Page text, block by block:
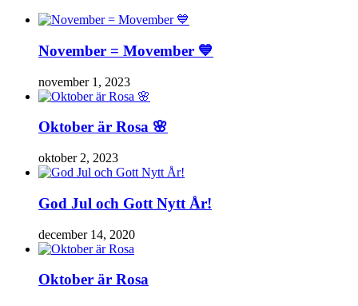
November = Movember 💙
november 1, 2023
Oktober är Rosa 🌸
oktober 2, 2023
God Jul och Gott Nytt År!
december 14, 2020
Oktober är Rosa